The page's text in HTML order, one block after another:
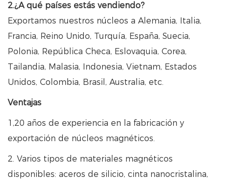
2.¿A qué países estás vendiendo?
Exportamos nuestros núcleos a Alemania, Italia,
Francia, Reino Unido, Turquía, España, Suecia,
Polonia, República Checa, Eslovaquia, Corea,
Tailandia, Malasia, Indonesia, Vietnam, Estados
Unidos, Colombia, Brasil, Australia, etc.
Ventajas
1,20 años de experiencia en la fabricación y
exportación de núcleos magnéticos.
2. Varios tipos de materiales magnéticos
disponibles: aceros de silicio, cinta nanocristalina,